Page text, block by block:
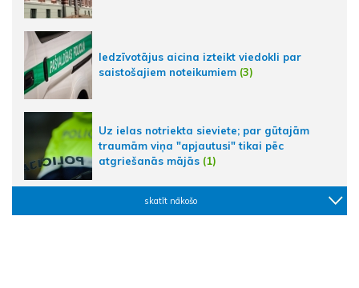
Iedzīvotājus aicina izteikt viedokli par
saistošajiem noteikumiem (3)
Uz ielas notriekta sieviete; par gūtajām
traumām viņa "apjautusi" tikai pēc
atgriešanās mājās (1)
skatīt nākošo